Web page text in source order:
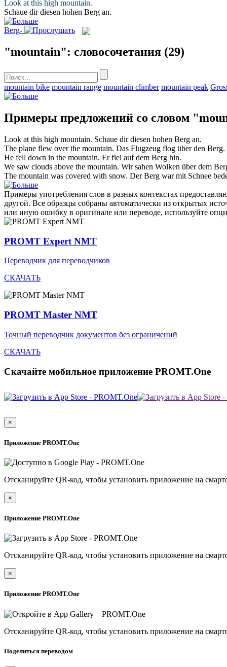
Look at this high mountain.
Schaue dir diesen hohen Berg an.
Berg-
"mountain": словосочетания (29)
mountain bike mountain range mountain climber mountain peak
Примеры предложений со словом
Look at this high mountain. Schaue dir diesen hohen Berg an.
The plane flew over the mountain. Das Flugzeug flog über den Berg.
He fell down in the mountain. Er fiel auf dem Berg hin.
We saw clouds above the mountain. Wir sahen Wolken über dem
The mountain was covered with snow. DerBerg war mit Schnee
Примеры употребления слов в разных контекстах
другой. Все образцы собраны автоматически из открытых
или иную ошибку в оригинале или переводе, используйте
PROMT Expert NMT
Переводчик для переводчиков
СКАЧАТЬ
PROMT Master NMT
Точный переводчик документов без ограничений
СКАЧАТЬ
Скачайте мобильное приложение PROMT.One
×
Приложение PROMT.One
Отсканируйте QR-код, чтобы установить приложение на
×
Приложение PROMT.One
Отсканируйте QR-код, чтобы установить приложение на
×
Приложение PROMT.One
Отсканируйте QR-код, чтобы установить приложение на
Поделиться переводом